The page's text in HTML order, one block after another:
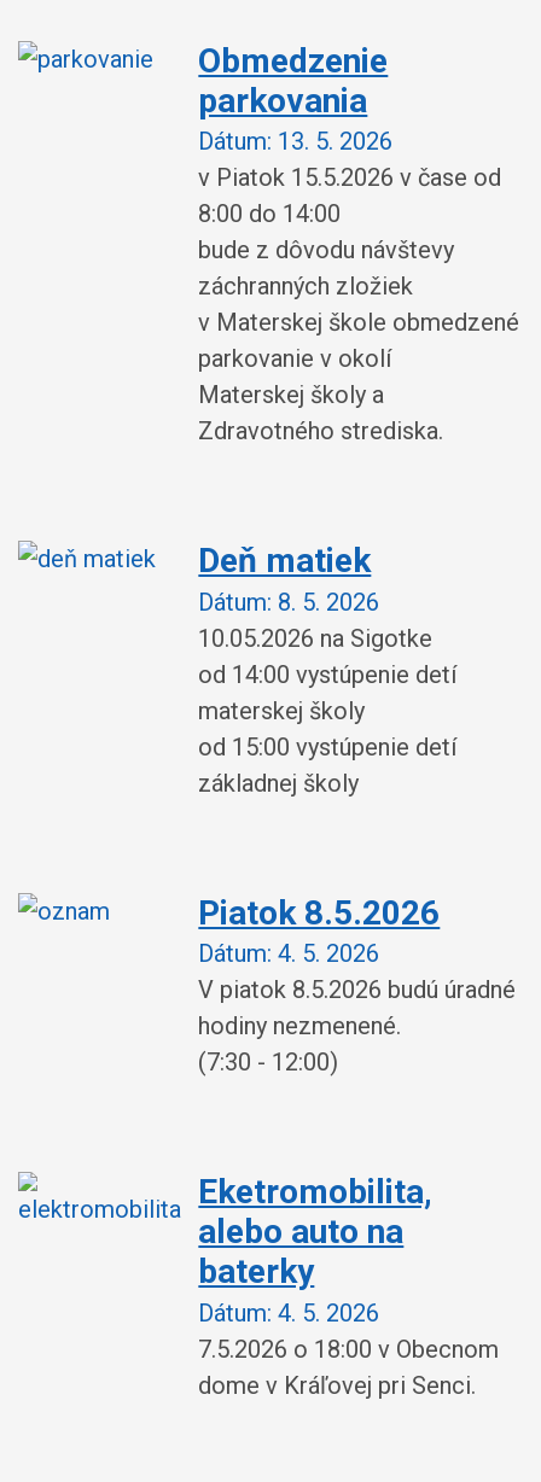
Obmedzenie
parkovania
Dátum: 13. 5. 2026
v Piatok 15.5.2026 v čase od
8:00 do 14:00
bude z dôvodu návštevy
záchranných zložiek
v Materskej škole obmedzené
parkovanie v okolí
Materskej školy a
Zdravotného strediska.
Deň matiek
Dátum: 8. 5. 2026
10.05.2026 na Sigotke
od 14:00 vystúpenie detí
materskej školy
od 15:00 vystúpenie detí
základnej školy
Piatok 8.5.2026
Dátum: 4. 5. 2026
V piatok 8.5.2026 budú úradné
hodiny nezmenené.
(7:30 - 12:00)
Eketromobilita,
alebo auto na
baterky
Dátum: 4. 5. 2026
7.5.2026 o 18:00 v Obecnom
dome v Kráľovej pri Senci.